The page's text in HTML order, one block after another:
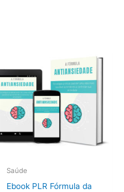
Saúde
Ebook PLR Fórmula da